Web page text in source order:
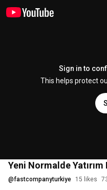
Sign in to
This helps protect
Yeni Normalde Yatırım
@fastcompanyturkiye 15 likes